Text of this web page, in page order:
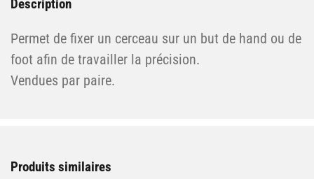
Description
Permet de fixer un cerceau sur un but de hand ou de
foot afin de travailler la précision.
Vendues par paire.
Produits similaires